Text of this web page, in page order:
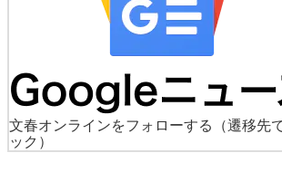
文春オンラインをフォローする
（遷移先
ック）